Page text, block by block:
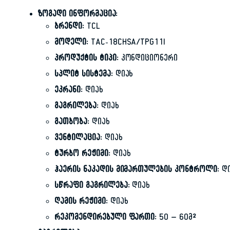
ზოგადი ინფორმაცია:
ბრენდი:TCL
მოდელი:TAC-18CHSA/TPG11I
პროდუქტის ტიპი:კონდიციონერი
სპლიტ სისტემა:დიახ
ეკრანი:დიახ
გაგრილება:დიახ
გათბობა:დიახ
ვენტილაცია:დიახ
ტურბო რეჟიმი:დიახ
ჰაერის ნაკადის მიმართულების კონტროლი:
სწრაფი გაგრილება:დიახ
ღამის რეჟიმი:დიახ
რეკომენდირებული ფართი: 50 – 60მ²